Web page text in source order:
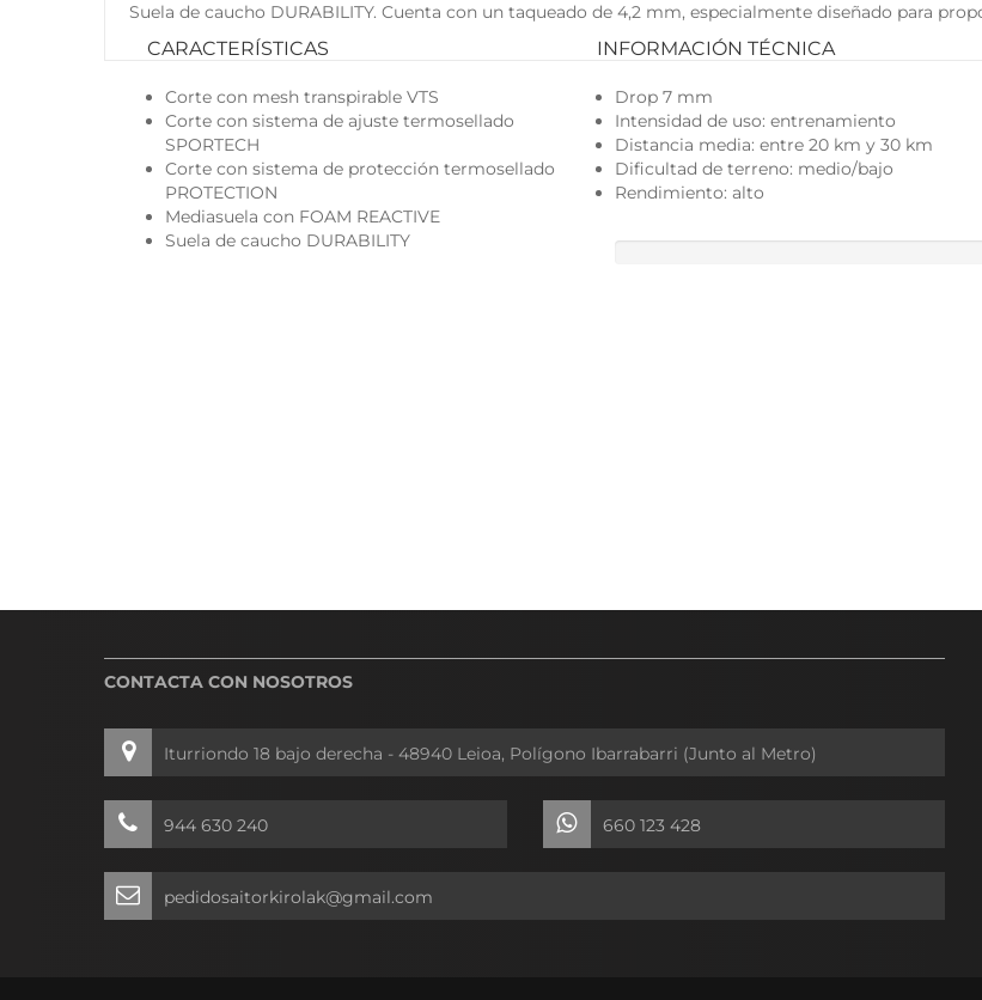
Suela de caucho DURABILITY. Cuenta con un taqueado de 4,2 mm, especialmente diseñado para
CARACTERÍSTICAS
Corte con mesh transpirable VTS
Corte con sistema de ajuste termosellado
SPORTECH
Corte con sistema de protección termosellado
PROTECTION
Mediasuela con FOAM REACTIVE
Suela de caucho DURABILITY
INFORMACIÓN TÉCNICA
Drop 7 mm
Intensidad de uso: entrenamiento
Distancia media: entre 20 km y 30 km
Dificultad de terreno: medio/bajo
Rendimiento: alto
CONTACTA CON NOSOTROS
Iturriondo 18 bajo derecha - 48940 Leioa, Polígono Ibarrabarri (Junto al Metro)
944 630 240 660 123 428
pedidosaitorkirolak@gmail.com